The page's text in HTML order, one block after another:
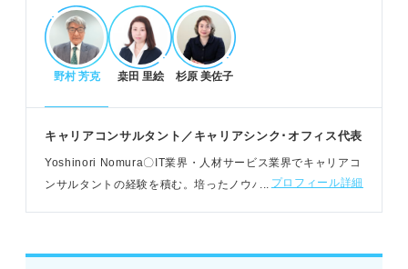
志望動機でアピールすべきスキル
専門業務を支える臨機応変なサポート力を示す。
ール。
正確な事務処理能力で信頼性を伝える。
例：患者の不安に寄り添う傾聴力や、的確な器具準
備の経験を伝える。
野村 芳克 桒田 里絵 杉原 美佐子
キャリアコンサルタント／キャリアシンク･オフィス代表
Yoshinori Nomura〇IT業界・人材サービス業界でキャリアコ
ンサルタントの経験を積む。培ったノウハウをもとに、その
プロフィール詳細